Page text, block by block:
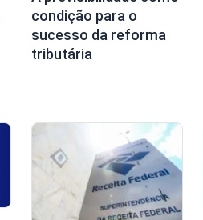
condição para o
sucesso da reforma
tributária